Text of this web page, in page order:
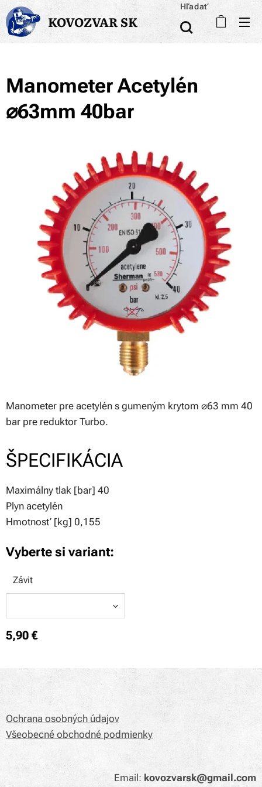
KOVOZVAR SK
Hľadať
Manometer Acetylén
⌀63mm 40bar
Manometer pre acetylén s gumeným krytom ⌀63 mm 40
bar pre reduktor Turbo.
ŠPECIFIKÁCIA
Maximálny tlak [bar] 40
Plyn acetylén
Hmotnosť [kg] 0,155
Vyberte si variant:
Závit
5,90 €
Ochrana osobných údajov
Všeobecné obchodné podmienky
Email: kovozvarsk@gmail.com